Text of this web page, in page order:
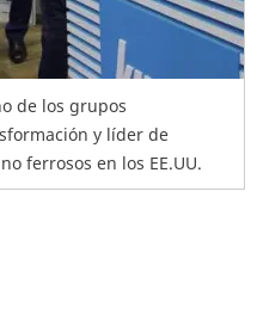
de los grupos
y líder de
ferrosos en los EE.UU.